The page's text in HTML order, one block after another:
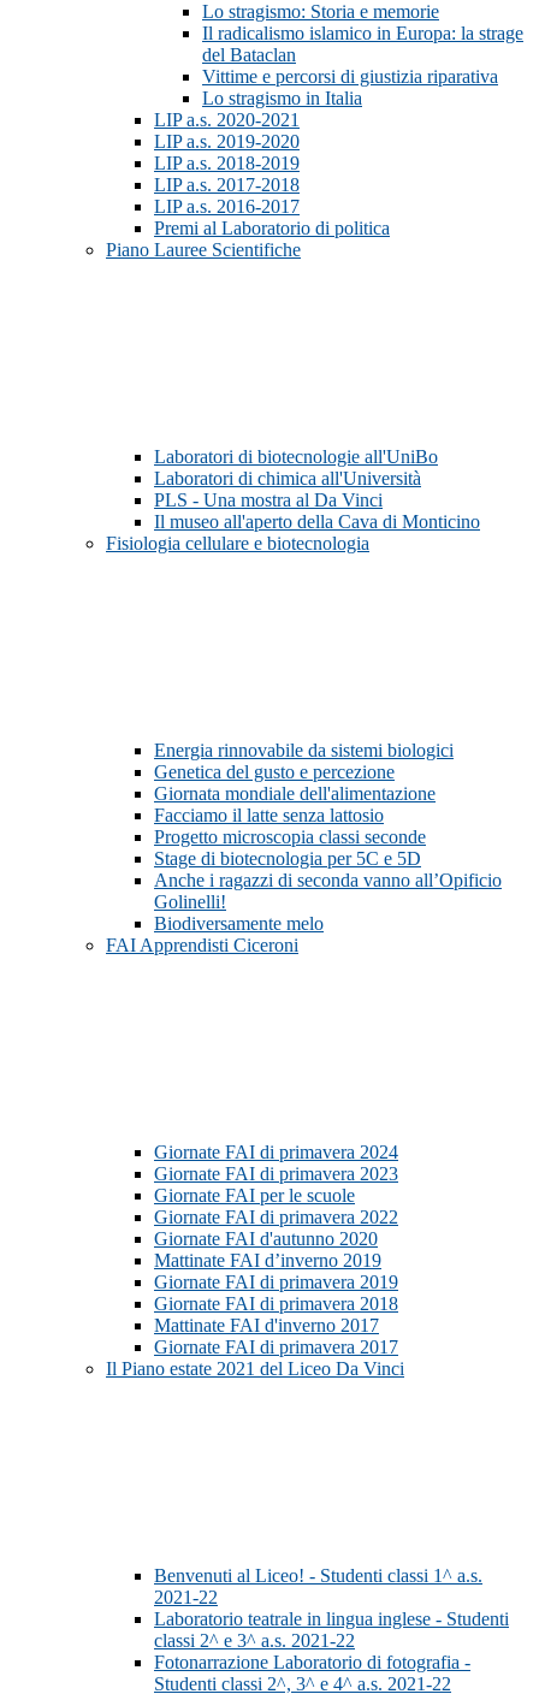
Lo stragismo: Storia e memorie
Il radicalismo islamico in Europa: la strage
del Bataclan
Vittime e percorsi di giustizia riparativa
Lo stragismo in Italia
LIP a.s. 2020-2021
LIP a.s. 2019-2020
LIP a.s. 2018-2019
LIP a.s. 2017-2018
LIP a.s. 2016-2017
Premi al Laboratorio di politica
Piano Lauree Scientifiche
Laboratori di biotecnologie all'UniBo
Laboratori di chimica all'Università
PLS - Una mostra al Da Vinci
Il museo all'aperto della Cava di Monticino
Fisiologia cellulare e biotecnologia
Energia rinnovabile da sistemi biologici
Genetica del gusto e percezione
Giornata mondiale dell'alimentazione
Facciamo il latte senza lattosio
Progetto microscopia classi seconde
Stage di biotecnologia per 5C e 5D
Anche i ragazzi di seconda vanno all’Opificio
Golinelli!
Biodiversamente melo
FAI Apprendisti Ciceroni
Giornate FAI di primavera 2024
Giornate FAI di primavera 2023
Giornate FAI per le scuole
Giornate FAI di primavera 2022
Giornate FAI d'autunno 2020
Mattinate FAI d’inverno 2019
Giornate FAI di primavera 2019
Giornate FAI di primavera 2018
Mattinate FAI d'inverno 2017
Giornate FAI di primavera 2017
Il Piano estate 2021 del Liceo Da Vinci
Benvenuti al Liceo! - Studenti classi 1^ a.s.
2021-22
Laboratorio teatrale in lingua inglese - Studenti
classi 2^ e 3^ a.s. 2021-22
Fotonarrazione Laboratorio di fotografia -
Studenti classi 2^, 3^ e 4^ a.s. 2021-22